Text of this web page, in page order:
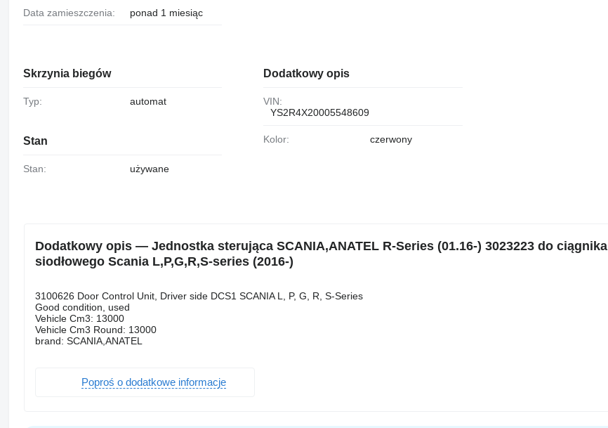
Data zamieszczenia: ponad 1 miesiąc
Skrzynia biegów
Typ: automat
Stan
Stan: używane
Dodatkowy opis
VIN:
YS2R4X20005548609
Kolor: czerwony
Dodatkowy opis — Jednostka sterująca SCANIA,ANATEL R-Series (01.16-) 3023223 do ciągnika
siodłowego Scania L,P,G,R,S-series (2016-)
3100626 Door Control Unit, Driver side DCS1 SCANIA L, P, G, R, S-Series
Good condition, used
Vehicle Cm3: 13000
Vehicle Cm3 Round: 13000
brand: SCANIA,ANATEL
Poproś o dodatkowe informacje